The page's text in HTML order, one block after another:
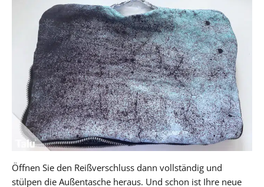
Öffnen Sie den Reißverschluss dann vollständig und
stülpen die Außentasche heraus. Und schon ist Ihre neue